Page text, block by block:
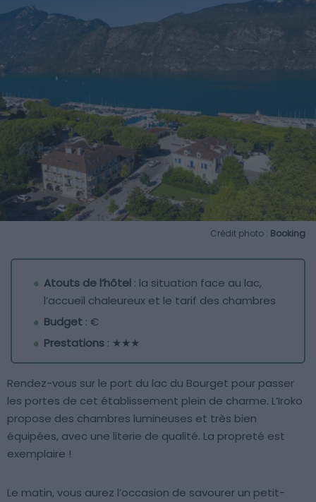
Crédit photo : Booking
Atouts de l’hôtel : la situation face au lac,
l’accueil chaleureux et le tarif des chambres
Budget : €
Prestations : ★★★
Rendez-vous sur le port du lac du Bourget pour passer
les portes de cet établissement plein de charme. L’Iroko
propose des chambres lumineuses et très bien
équipées, avec une literie de qualité. La propreté est
exemplaire !
Le matin, vous aurez l’occasion de savourer un petit-